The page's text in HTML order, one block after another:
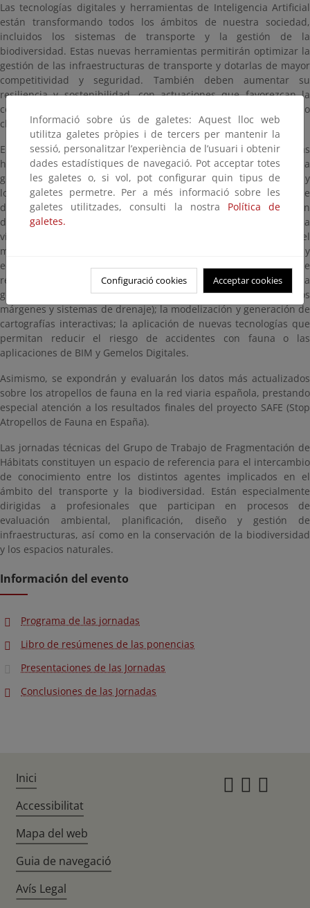
Las tecnologías digitales y herramientas de Inteligencia Artificial
están transformando todos los ámbitos de nuestra sociedad,
incluidos los sistemas de transporte y la gestión de la
biodiversidad. Estas nuevas herramientas permitirán optimizar la
gestión de las infraestructuras de transporte y dotarlas de mayor
competitividad y seguridad. También deben aumentar su
resiliencia y sostenibilidad, con actuaciones que favorezcan la
conservación de la biodiversidad y la adaptación al cambio
climático.
En las jornadas se expondrán casos de éxito en los que las
herramientas digitales permitan mejorar diversos ámbitos de la
gestión de vías, integrando los hábitats asociados a las mismas y
los ecosistemas de su entorno. Algunos de los aspectos que se
debatirán en las jornadas se focalizan en la obtención y gestión
de datos fiables, de calidad y accesibles en todas las fases de la
vida de las infraestructuras, desde la planificación hasta el
mantenimiento e incluyendo información sobre especies y
ecosistemas que interaccionan con las vías; la automatización de
registro de datos y usos de sensores que informen sobre la
gestión de las vías y la biodiversidad en su entorno (incluidos
márgenes y sistemas de drenaje); la modelización y generación de
cartografías interactivas; la aplicación de nuevas tecnologías que
permitan reducir el riesgo de accidentes con fauna o las
aplicaciones de BIM y Gemelos Digitales.
Asimismo, se expondrán y evaluarán los datos más actualizados
sobre los atropellos de fauna en la red viaria española, prestando
especial atención a los resultados finales del proyecto SAFE (Stop
Atropellos de Fauna en España).
Las jornadas técnicas del Grupo de Trabajo de Fragmentación de
Hábitats constituyen un espacio de referencia para el intercambio
de conocimiento entre los distintos agentes implicados en el
ámbito del transporte y la biodiversidad. Están especialmente
dirigidas a profesionales que participan en procesos de
evaluación ambiental, planificación, diseño y gestión de
infraestructuras, así como en la conservación de la biodiversidad
y los espacios naturales.
Información del evento
Programa de las jornadas
Libro de resúmenes de las ponencias
Presentaciones de las Jornadas
Conclusiones de las Jornadas
Informació sobre ús de galetes: Aquest lloc web
utilitza galetes pròpies i de tercers per mantenir la
sessió, personalitzar l’experiència de l’usuari i obtenir
dades estadístiques de navegació. Pot acceptar totes
les galetes o, si vol, pot configurar quin tipus de
galetes permetre. Per a més informació sobre les
galetes utilitzades, consulti la nostra Política de
galetes.
Configuració cookies Acceptar cookies
Inici
Accessibilitat
Mapa del web
Guia de navegació
Avís Legal